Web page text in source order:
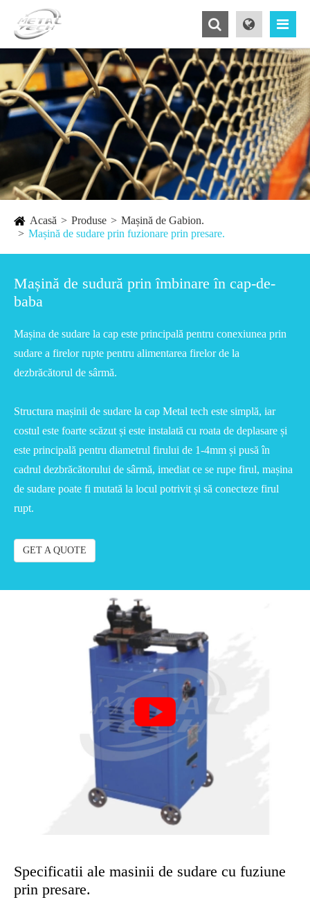
Acasă Produse
Mașină de Gabion.
Mașină de sudare prin fuzionare prin presare.
Mașină de sudură prin îmbinare în cap-de-
baba
Mașina de sudare la cap este principală pentru conexiunea prin
sudare a firelor rupte pentru alimentarea firelor de la
dezbrăcătorul de sârmă.
Structura mașinii de sudare la cap Metal tech este simplă, iar
costul este foarte scăzut și este instalată cu roata de deplasare și
este principală pentru diametrul firului de 1-4mm și pusă în
cadrul dezbrăcătorului de sârmă, imediat ce se rupe firul, mașina
de sudare poate fi mutată la locul potrivit și să conecteze firul
rupt.
GET A QUOTE

Specificatii ale masinii de sudare cu fuziune
prin presare.